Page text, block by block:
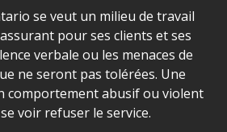
sécurité dans les locaux d'AJO.
se veut un milieu de travail
pour ses clients et ses
verbale ou les menaces de
ne seront pas tolérées. Une
comportement abusif ou violent
voir refuser le service.